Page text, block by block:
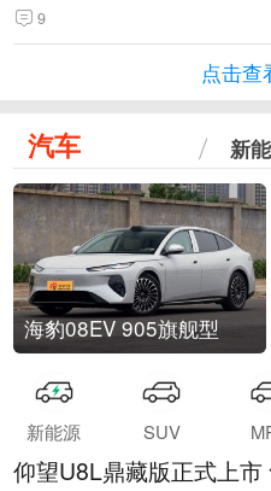
9
点击查
汽车 新
海豹08EV 905旗舰型
新能源 SUV
仰望U8L鼎藏版正式上市